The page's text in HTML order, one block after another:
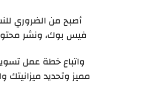
أصبح من الضروري
فيس بوك، ونشر
واتباع خطة عمل
مميز وتحديد ميزانيتك